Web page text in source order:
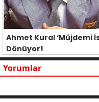
Ahmet Kural ‘Müjdemi
Dönüyor!
Yorumlar